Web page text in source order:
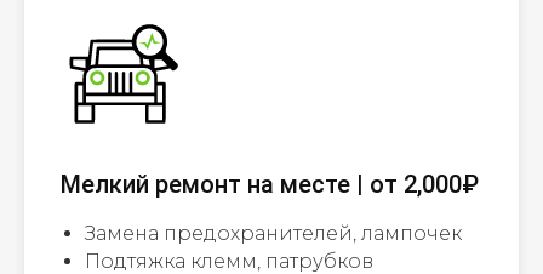
Мелкий ремонт на месте | от 2,000₽
Замена предохранителей, лампочек
Подтяжка клемм, патрубков